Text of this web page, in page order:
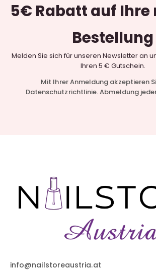
5€ Rabattauf Ihre
Bestellung
Melden Sie sich für unseren Newsletter an
Ihren 5 € Gutschein.
Mit Ihrer Anmeldung akzeptieren
Datenschutzrichtlinie. Abmeldung
info@nailstoreaustria.at